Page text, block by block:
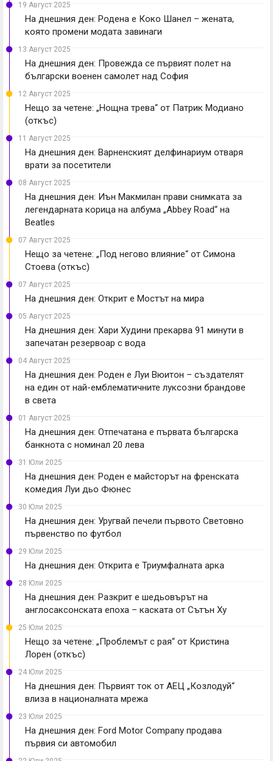
19 Август 2025
На днешния ден: Родена е Коко Шанел – жената,
която промени модата завинаги
13 Август 2025
На днешния ден: Провежда се първият полет на
български военен самолет над София
12 Август 2025
Нещо за четене: „Нощна трева“ от Патрик Модиано
(откъс)
11 Август 2025
На днешния ден: Варненският делфинариум отваря
врати за посетители
08 Август 2025
На днешния ден: Иън Макмилан прави снимката за
легендарната корица на албума „Abbey Road“ на
Beatles
07 Август 2025
Нещо за четене: „Под негово влияние“ от Симона
Стоева (откъс)
07 Август 2025
На днешния ден: Открит е Мостът на мира
05 Август 2025
На днешния ден: Хари Худини прекарва 91 минути в
запечатан резервоар с вода
04 Август 2025
На днешния ден: Роден е Луи Вюитон – създателят
на един от най-емблематичните луксозни брандове
в света
01 Август 2025
На днешния ден: Отпечатана е първата българска
банкнота с номинал 20 лева
31 Юли 2025
На днешния ден: Роден е майсторът на френската
комедия Луи дьо Фюнес
30 Юли 2025
На днешния ден: Уругвай печели първото Световно
първенство по футбол
29 Юли 2025
На днешния ден: Открита е Триумфалната арка
28 Юли 2025
На днешния ден: Разкрит е шедьовърът на
англосаксонската епоха – каската от Сътън Ху
25 Юли 2025
Нещо за четене: „Проблемът с рая“ от Кристина
Лорен (откъс)
24 Юли 2025
На днешния ден: Първият ток от АЕЦ „Козлодуй“
влиза в националната мрежа
23 Юли 2025
На днешния ден: Ford Motor Company продава
първия си автомобил